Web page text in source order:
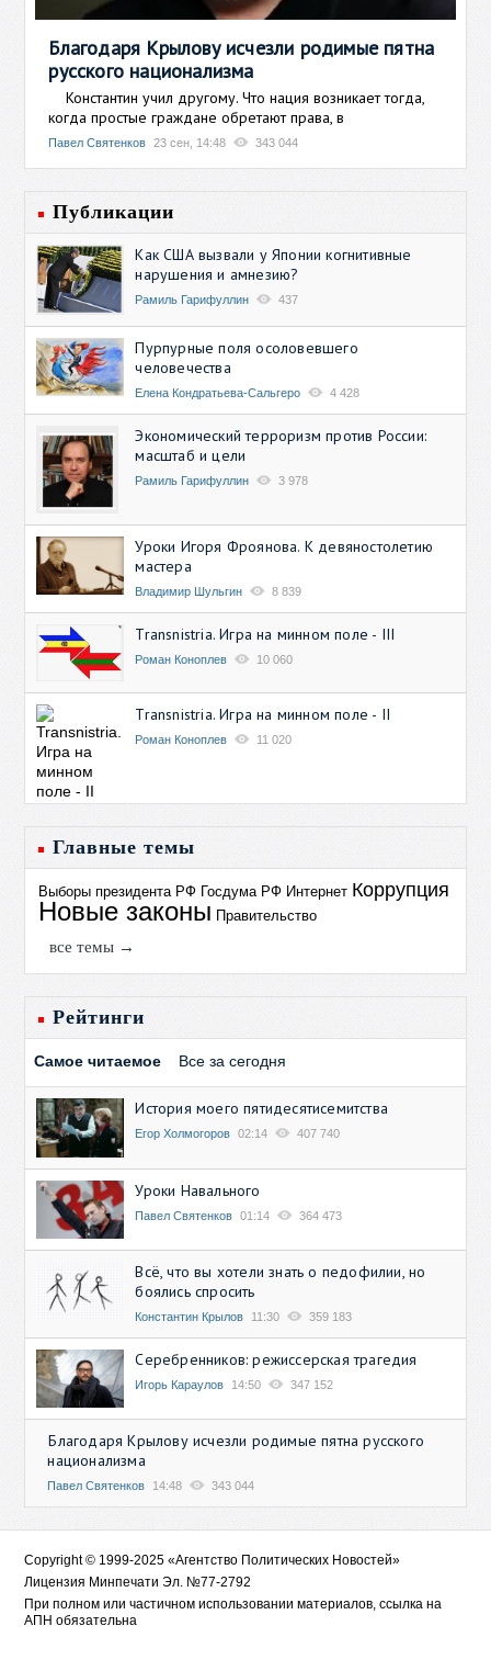
Благодаря Крылову исчезли родимые пятна
русского национализма
Константин учил другому. Что нация возникает тогда,
когда простые граждане обретают права, в
Павел Святенков 23 сен, 14:48 343 044
Публикации
Как США вызвали у Японии когнитивные
нарушения и амнезию?
Рамиль Гарифуллин 437
Пурпурные поля осоловевшего
человечества
Елена Кондратьева-Сальгеро 4 428
Экономический терроризм против России:
масштаб и цели
Рамиль Гарифуллин 3 978
Уроки Игоря Фроянова. К девяностолетию
мастера
Владимир Шульгин 8 839
Transnistria. Игра на минном поле - III
Роман Коноплев 10 060
Transnistria. Игра на минном поле - II
Роман Коноплев 11 020
Главные темы
Выборы президента РФ Госдума РФ Интернет Коррупция
Новые законы Правительство
все темы →
Рейтинги
Самое читаемое Все за сегодня
История моего пятидесятисемитства
Егор Холмогоров 02:14 407 740
Уроки Навального
Павел Святенков 01:14 364 473
Всё, что вы хотели знать о педофилии, но
боялись спросить
Константин Крылов 11:30 359 183
Серебренников: режиссерская трагедия
Игорь Караулов 14:50 347 152
Благодаря Крылову исчезли родимые пятна русского
национализма
Павел Святенков 14:48 343 044
Copyright © 1999-2025 «Агентство Политических Новостей»
Лицензия Минпечати Эл. №77-2792
При полном или частичном использовании материалов, ссылка на
АПН обязательна